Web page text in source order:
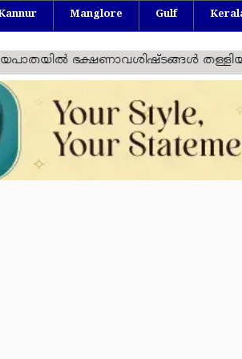
Manglore Gulf